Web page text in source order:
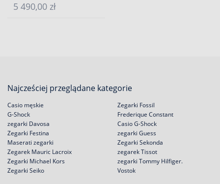
5 490,00 zł
Najcześciej przeglądane kategorie
Casio męskie
G-Shock
zegarki Davosa
Zegarki Festina
Zegarki Fossil
Frederique Constant
Casio G-Shock
zegarki Guess
Maserati zegarki
Zegarek Mauric Lacroix
Zegarki Michael Kors
Zegarki Seiko
Zegarki Sekonda
zegarek Tissot
zegarki Tommy Hilfiger.
Vostok